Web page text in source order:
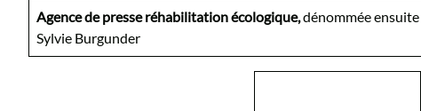
Agence de presse réhabilitation écologique,dénommée ensuite
Sylvie Burgunder